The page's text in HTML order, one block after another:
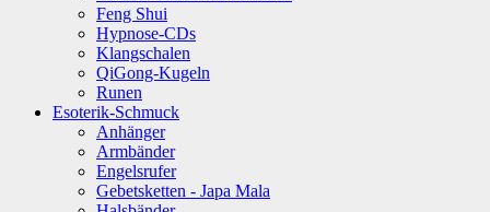
Feng Shui
Hypnose-CDs
Klangschalen
QiGong-Kugeln
Runen
Esoterik-Schmuck
Anhänger
Armbänder
Engelsrufer
Gebetsketten - Japa Mala